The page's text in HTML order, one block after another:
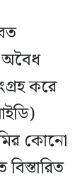
করে
কোনো